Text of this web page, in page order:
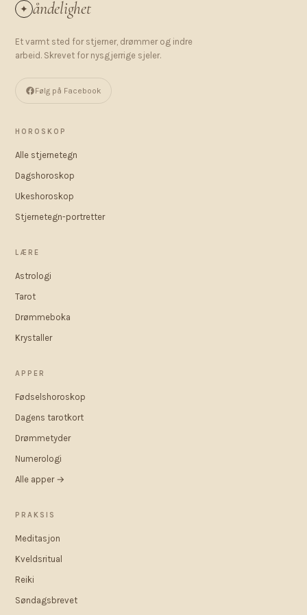
✦ åndelighet
Et varmt sted for stjerner, drømmer og indre
arbeid. Skrevet for nysgjerrige sjeler.
Følg på Facebook
HOROSKOP
Alle stjernetegn
Dagshoroskop
Ukeshoroskop
Stjernetegn-portretter
LÆRE
Astrologi
Tarot
Drømmeboka
Krystaller
APPER
Fødselshoroskop
Dagens tarotkort
Drømmetyder
Numerologi
Alle apper →
PRAKSIS
Meditasjon
Kveldsritual
Reiki
Søndagsbrevet